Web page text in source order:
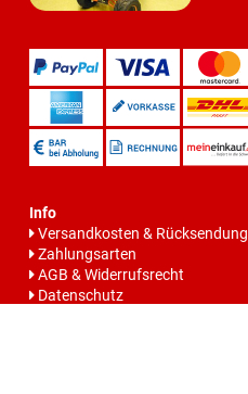
Info
Versandkosten & Rücksendung
Zahlungsarten
AGB & Widerrufsrecht
Datenschutz